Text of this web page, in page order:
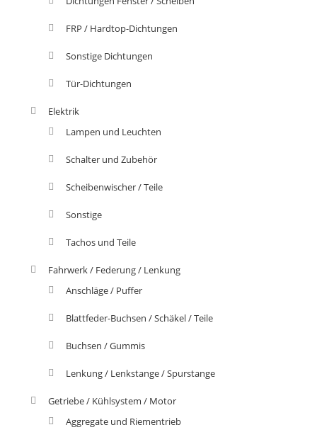
FRP / Hardtop-Dichtungen
Sonstige Dichtungen
Tür-Dichtungen
Elektrik
Lampen und Leuchten
Schalter und Zubehör
Scheibenwischer / Teile
Sonstige
Tachos und Teile
Fahrwerk / Federung / Lenkung
Anschläge / Puffer
Blattfeder-Buchsen / Schäkel / Teile
Buchsen / Gummis
Lenkung / Lenkstange / Spurstange
Getriebe / Kühlsystem / Motor
Aggregate und Riementrieb